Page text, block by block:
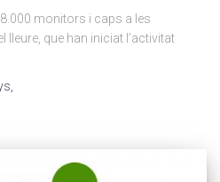
monitors i caps a les
que han iniciat l’activitat